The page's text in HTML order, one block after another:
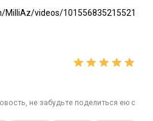
videos/101556835215521
не забудьте поделиться ею с